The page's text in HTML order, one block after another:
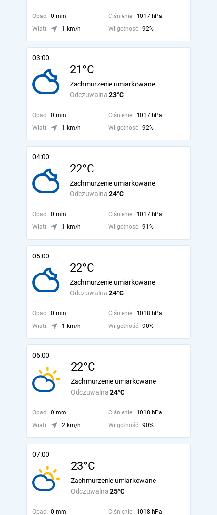
Opad: 0 mm Ciśnienie: 1017 hPa
Wiatr:
1 km/h Wilgotność: 92%
03:00
21°C
Odczuwalna 23°C
Zachmurzenie umiarkowane
Opad: 0 mm Ciśnienie: 1017 hPa
Wiatr:
1 km/h Wilgotność: 92%
04:00
22°C
Odczuwalna 24°C
Zachmurzenie umiarkowane
Opad: 0 mm Ciśnienie: 1017 hPa
Wiatr:
1 km/h Wilgotność: 91%
05:00
22°C
Odczuwalna 24°C
Zachmurzenie umiarkowane
Opad: 0 mm Ciśnienie: 1018 hPa
Wiatr:
1 km/h Wilgotność: 90%
06:00
22°C
Odczuwalna 24°C
Zachmurzenie umiarkowane
Opad: 0 mm Ciśnienie: 1018 hPa
Wiatr:
2 km/h Wilgotność: 90%
07:00
23°C
Odczuwalna 25°C
Zachmurzenie umiarkowane
Opad: 0 mm Ciśnienie: 1018 hPa